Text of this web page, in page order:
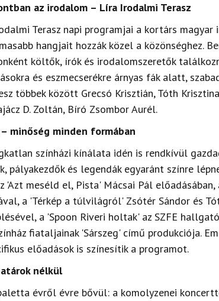
az irodalom – Líra Irodalmi Terasz
Terasz napi programjai a kortárs magyar
hangjait hozzák közel a közönséghez.
költők, írók és irodalomszeretők
és eszmecserékre árnyas fák alatt,
többek között Grecsó Krisztián, Tóth
D. Zoltán, Bíró Zsombor Aurél.
minőség minden formában
színházi kínálata idén is rendkívül
pályakezdők és legendák egyaránt színre
'Azt meséld el, Pista' Mácsai Pál előadásában,
a 'Térkép a túlvilágról' Zsótér Sándor és
a 'Spoon Riveri holtak' az SZFE
fiataljainak 'Sárszeg' című produkciója.
előadások is színesítik a programot.
nélkül
évről évre bővül: a komolyzenei